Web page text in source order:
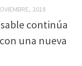
2018
continúa
una nueva